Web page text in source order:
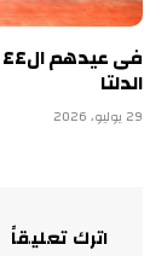
الدلتا
29 يوليو، 2026
اترك تعليقاً